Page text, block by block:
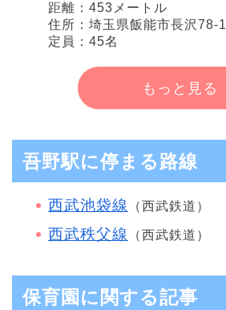
距離：453メートル
住所：埼玉県飯能市長沢78-1
定員：45名
もっと見る
吾野駅に停まる路線
西武池袋線 （西武鉄道）
西武秩父線 （西武鉄道）
保育園に関する記事